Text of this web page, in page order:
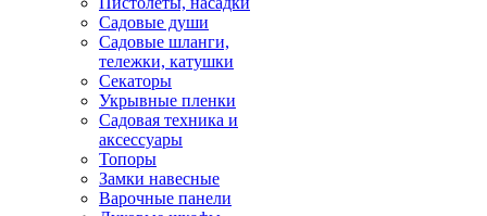
Садовые души
Садовые шланги,
тележки, катушки
Секаторы
Укрывные пленки
Садовая техника и
аксессуары
Топоры
Замки навесные
Варочные панели